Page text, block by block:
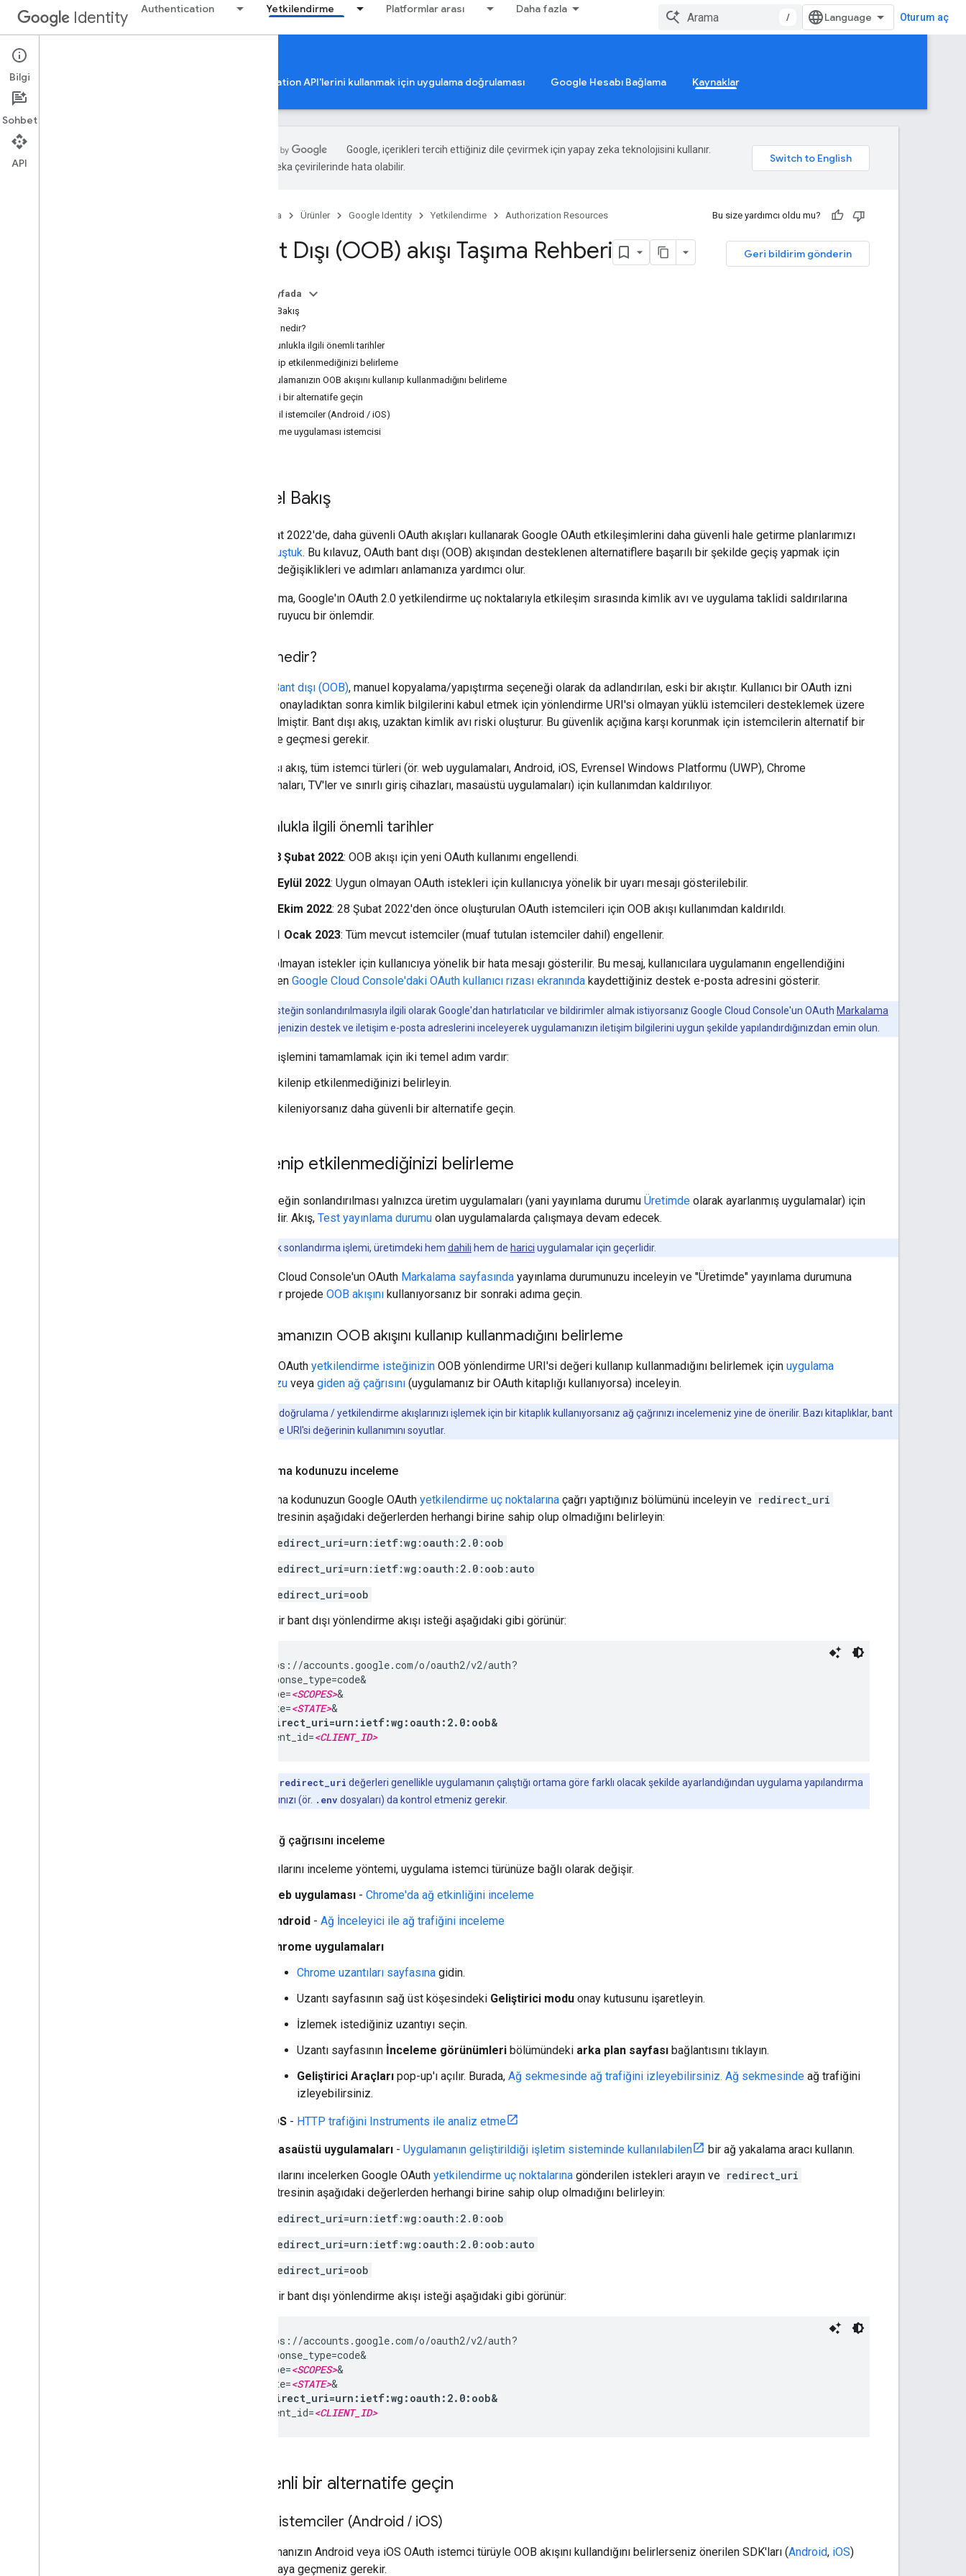
Identity Authentication Yetkilendirme Platformlar arası Daha fazla
/ Oturum aç
Authorization Resources
Google Hesabı Yetkilendirmesi Google Authorization API'lerini kullanmak için uygulama doğrulaması Google Hesabı Bağlama Kaynaklar
Google, içerikleri tercih ettiğiniz dile çevirmek için yapay zeka teknolojisini kullanır.
Yapay zeka çevirilerinde hata olabilir.
Ana Sayfa Ürünler Google Identity Yetkilendirme Authorization Resources Bu size yardımcı oldu mu?
Geri bildirim gönderin
Bant Dışı (OOB) akışı Taşıma Rehberi
Bu sayfada
Genel Bakış
OOB nedir?
Uygunlukla ilgili önemli tarihler
Etkilenip etkilenmediğinizi belirleme
Uygulamanızın OOB akışını kullanıp kullanmadığını belirleme
Güvenli bir alternatife geçin
Mobil istemciler (Android / iOS)
Chrome uygulaması istemcisi
Genel Bakış
16 Şubat 2022'de, daha güvenli OAuth akışları kullanarak Google OAuth etkileşimlerini daha güvenli hale getirme planlarımızı
duyurmuştuk. Bu kılavuz, OAuth bant dışı (OOB) akışından desteklenen alternatiflere başarılı bir şekilde geçiş yapmak için
gerekli değişiklikleri ve adımları anlamanıza yardımcı olur.
Bu çalışma, Google'ın OAuth 2.0 yetkilendirme uç noktalarıyla etkileşim sırasında kimlik avı ve uygulama taklidi saldırılarına
karşı koruyucu bir önlemdir.
OOB nedir?
Bant dışı (OOB), manuel kopyalama/yapıştırma seçeneği olarak da adlandırılan, eski bir akıştır. Kullanıcı bir OAuth izni
isteğini onayladıktan sonra kimlik bilgilerini kabul etmek için yönlendirme URI'si olmayan yüklü istemcileri desteklemek üzere
geliştirilmiştir. Bant dışı akış, uzaktan kimlik avı riski oluşturur. Bu güvenlik açığına karşı korunmak için istemcilerin alternatif bir
yönteme geçmesi gerekir.
Bant dışı akış, tüm istemci türleri (ör. web uygulamaları, Android, iOS, Evrensel Windows Platformu (UWP), Chrome
Uygulamaları, TV'ler ve sınırlı giriş cihazları, masaüstü uygulamaları) için kullanımdan kaldırılıyor.
Uygunlukla ilgili önemli tarihler
28 Şubat 2022: OOB akışı için yeni OAuth kullanımı engellendi.
5 Eylül 2022: Uygun olmayan OAuth istekleri için kullanıcıya yönelik bir uyarı mesajı gösterilebilir.
3 Ekim 2022: 28 Şubat 2022'den önce oluşturulan OAuth istemcileri için OOB akışı kullanımdan kaldırıldı.
31 Ocak 2023: Tüm mevcut istemciler (muaf tutulan istemciler dahil) engellenir.
Uygun olmayan istekler için kullanıcıya yönelik bir hata mesajı gösterilir. Bu mesaj, kullanıcılara uygulamanın engellendiğini
bildirirken Google Cloud Console'daki OAuth kullanıcı rızası ekranında kaydettiğiniz destek e-posta adresini gösterir.
Bu desteğin sonlandırılmasıyla ilgili olarak Google'dan hatırlatıcılar ve bildirimler almak istiyorsanız Google Cloud Console'un OAuth Markalama
projenizin destek ve iletişim e-posta adreslerini inceleyerek uygulamanızın iletişim bilgilerini uygun şekilde yapılandırdığınızdan emin olun.
Taşıma işlemini tamamlamak için iki temel adım vardır:
Etkilenip etkilenmediğinizi belirleyin.
Etkileniyorsanız daha güvenli bir alternatife geçin.
Etkilenip etkilenmediğinizi belirleme
Bu desteğin sonlandırılması yalnızca üretim uygulamaları (yani yayınlama durumu Üretimde olarak ayarlanmış uygulamalar) için
geçerlidir. Akış, Test yayınlama durumu olan uygulamalarda çalışmaya devam edecek.
Destek sonlandırma işlemi, üretimdeki hem dahili hem de harici uygulamalar için geçerlidir.
Google Cloud Console'un OAuth Markalama sayfasında yayınlama durumunuzu inceleyin ve "Üretimde" yayınlama durumuna
sahip bir projede OOB akışını kullanıyorsanız bir sonraki adıma geçin.
Uygulamanızın OOB akışını kullanıp kullanmadığını belirleme
Google OAuth yetkilendirme isteğinizin OOB yönlendirme URI'si değeri kullanıp kullanmadığını belirlemek için uygulama
kodunuzu veya giden ağ çağrısını (uygulamanız bir OAuth kitaplığı kullanıyorsa) inceleyin.
Kimlik doğrulama / yetkilendirme akışlarınızı işlemek için bir kitaplık kullanıyorsanız ağ çağrınızı incelemeniz yine de önerilir. Bazı kitaplıklar, bant
dışı yönlendirme URI'si değerinin kullanımını soyutlar.
Uygulama kodunuzu inceleme
Uygulama kodunuzun Google OAuth yetkilendirme uç noktalarına çağrı yaptığınız bölümünü inceleyin ve redirect_uri
parametresinin aşağıdaki değerlerden herhangi birine sahip olup olmadığını belirleyin:
redirect_uri=urn:ietf:wg:oauth:2.0:oob
redirect_uri=urn:ietf:wg:oauth:2.0:oob:auto
redirect_uri=oob
Örnek bir bant dışı yönlendirme akışı isteği aşağıdaki gibi görünür:
https://accounts.google.com/o/oauth2/v2/auth?
response_type=code&
scope=<SCOPES>&
state=<STATE>
redirect_uri=urn:ietf:wg:oauth:2.0:oob&
client_id=<CLIENT_ID>
redirect_uri değerleri genellikle uygulamanın çalıştığı ortama göre farklı olacak şekilde ayarlandığından uygulama yapılandırma
dosyalarınızı (ör. .env dosyaları) da kontrol etmeniz gerekir.
Giden ağ çağrısını inceleme
Ağ çağrılarını inceleme yöntemi, uygulama istemci türünüze bağlı olarak değişir.
Web uygulaması - Chrome'da ağ etkinliğini inceleme
Android - Ağ İnceleyici ile ağ trafiğini inceleme
Chrome uygulamaları
Chrome uzantıları sayfasına gidin.
Uzantı sayfasının sağ üst köşesindeki Geliştirici modu onay kutusunu işaretleyin.
İzlemek istediğiniz uzantıyı seçin.
Uzantı sayfasının İnceleme görünümleri bölümündeki arka plan sayfası bağlantısını tıklayın.
Geliştirici Araçları pop-up'ı açılır. Burada, Ağ sekmesinde ağ trafiğini izleyebilirsiniz. Ağ sekmesinde ağ trafiğini
izleyebilirsiniz.
iOS - HTTP trafiğini Instruments ile analiz etme
Masaüstü uygulamaları - Uygulamanın geliştirildiği işletim sisteminde kullanılabilen
bir ağ yakalama aracı kullanın.
Ağ çağrılarını incelerken Google OAuth yetkilendirme uç noktalarına gönderilen istekleri arayın ve redirect_uri
parametresinin aşağıdaki değerlerden herhangi birine sahip olup olmadığını belirleyin:
redirect_uri=urn:ietf:wg:oauth:2.0:oob
redirect_uri=urn:ietf:wg:oauth:2.0:oob:auto
redirect_uri=oob
Örnek bir bant dışı yönlendirme akışı isteği aşağıdaki gibi görünür:
https://accounts.google.com/o/oauth2/v2/auth?
response_type=code&
scope=<SCOPES>&
state=<STATE>
redirect_uri=urn:ietf:wg:oauth:2.0:oob&
client_id=<CLIENT_ID>
Güvenli bir alternatife geçin
Mobil istemciler (Android / iOS)
Uygulamanızın Android veya iOS OAuth istemci türüyle OOB akışını kullandığını belirlerseniz önerilen SDK'ları (Android, iOS)
kullanmaya geçmeniz gerekir.
Bilgi
Sohbet
API